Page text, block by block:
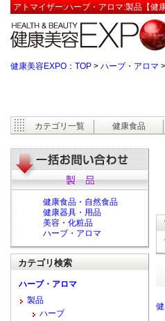
アトマイザー:ハーブ・アロマ:製品【健
健康美容EXPO：TOP > ハーブ・アロマ >
カテゴリ一覧 健康食品
健康食品・自然食品
健康器具・用品
美容・化粧品
ハーブ・アロマ
カテゴリ検索
ハーブ・アロマ
製品
ハーブ